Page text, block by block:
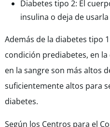
Diabetes tipo 2: El
insulina o deja de
Además de la diabetes tipo
condición prediabetes, en
en la sangre son más altos
suficientemente altos para
diabetes.
Según los Centros para el